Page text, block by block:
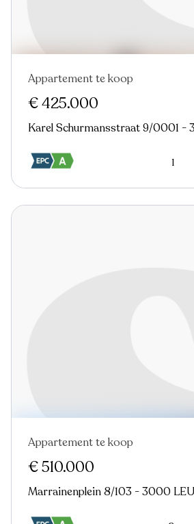
Appartement te koop
€ 425.000
Karel Schurmansstraat 9/0001 -
1
Nieuw
Appartement te koop
€ 510.000
Marrainenplein 8/103 - 3000